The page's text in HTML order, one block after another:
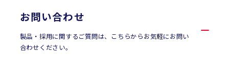
お問い合わせ
製品・採用に関するご質問は、こちらからお気軽にお問い
合わせください。